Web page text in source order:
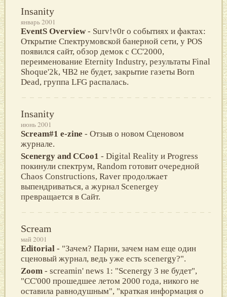
Insanity
январь 2001
EventS Overview - Surv!v0r о событиях и фактах:
Открытие Спектрумовской банерной сети, у POS
появился сайт, обзор демок с СС'2000,
переименование Eternity Industry, результаты Final
Shoque'2k, ЧВ2 не будет, закрытие газеты Born
Dead, группа LFG распалась.
Insanity
июнь 2001
Scream#1 e-zine - Отзыв о новом Сценовом
журнале.
Scenergy and CCoo1 - Digital Reality и Progress
покинули спектрум, Random готовит очередной
Chaos Constructions, Raver продолжает
выпендриваться, а журнал Scenergey
превращается в Сайт.
Scream
май 2001
Editorial - "Зачем? Парни, зачем нам еще один
сценовый журнал, ведь уже есть scenergy?".
Zoom - screamin' news 1: "Scenergy 3 не будет",
"CC'000 прошедшее летом 2000 года, никого не
оставила равнодушным", "краткая информация о